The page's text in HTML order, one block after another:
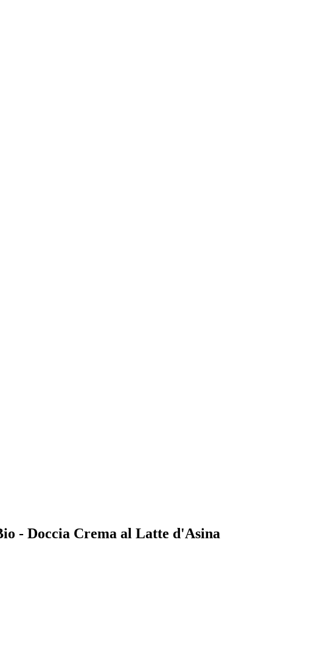
- Doccia Crema al Latte d'Asina